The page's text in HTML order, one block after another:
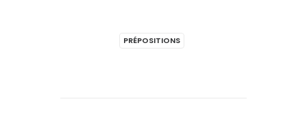
PRÉPOSITIONS